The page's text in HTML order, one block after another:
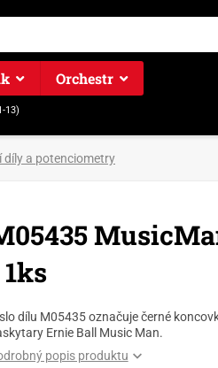
Orchestr
13)
díly a potenciometry
dílu M05435 označuje černé
Ernie Ball Music Man.
popis produktu